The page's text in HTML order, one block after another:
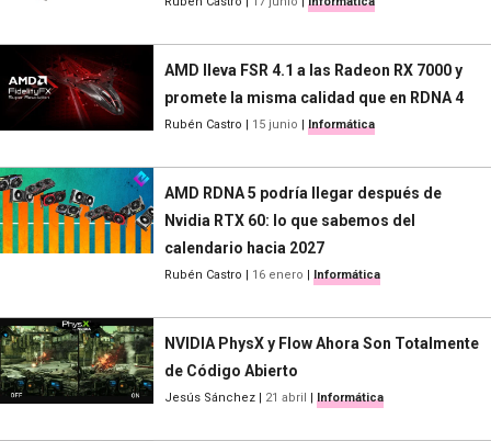
AMD lleva FSR 4.1 a las Radeon RX 7000 y
promete la misma calidad que en RDNA 4
Rubén Castro | 15 junio | Informática
AMD RDNA 5 podría llegar después de
Nvidia RTX 60: lo que sabemos del
calendario hacia 2027
Rubén Castro | 16 enero | Informática
NVIDIA PhysX y Flow Ahora Son Totalmente
de Código Abierto
Jesús Sánchez | 21 abril | Informática